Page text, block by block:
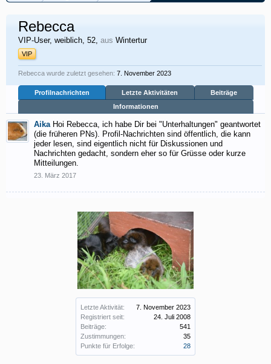
Letzte Aktivität:
7. November 2023
Registriert seit:
24. Juli 2008
Beiträge:
541
Zustimmungen:
35
Punkte für Erfolge:
28
Rebecca
VIP-User, weiblich, 52, aus Wintertur
VIP
Rebecca wurde zuletzt gesehen: 7. November 2023
Profilnachrichten Letzte Aktivitäten
Beiträge
Informationen
Aika Hoi Rebecca, ich habe Dir bei "Unterhaltungen" geantwortet
(die früheren PNs). Profil-Nachrichten sind öffentlich, die kann
jeder lesen, sind eigentlich nicht für Diskussionen und
Nachrichten gedacht, sondern eher so für Grüsse oder kurze
Mitteilungen.
23. März 2017